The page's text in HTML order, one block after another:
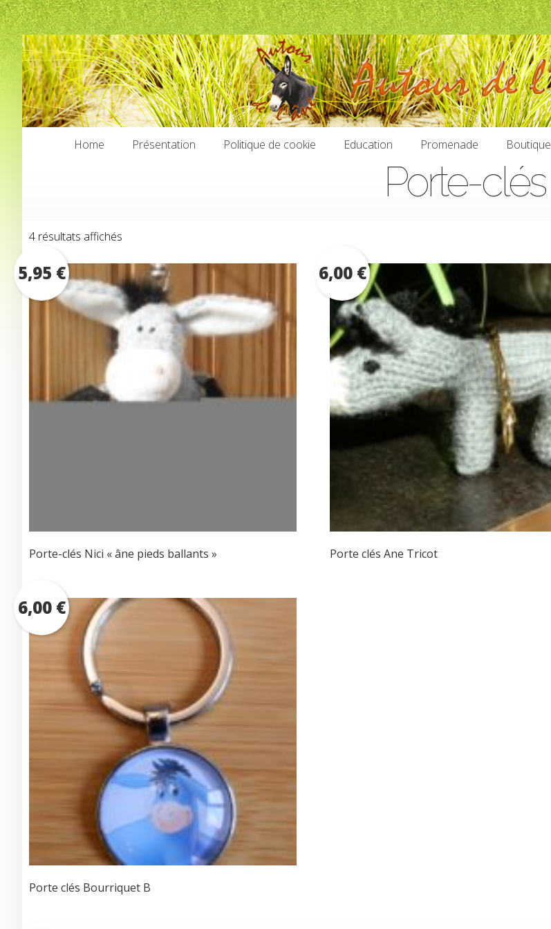
Home
Présentation
Politique de cookie
Education
Promenade
Promenade
Boutique
Boutique
Porte-clés
4 résultats affichés
prix
croissant
Porte-clés Nici « âne pieds ballants »
5,95 €
Porte clés Ane Tricot
6,00 €
Porte clés Bourriquet B
6,00 €